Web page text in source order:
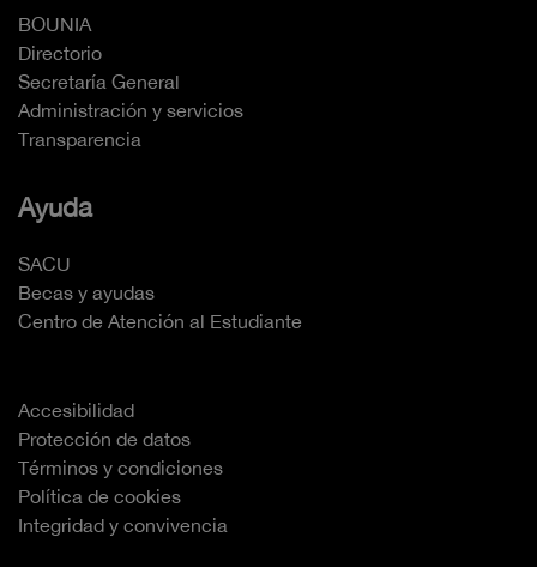
BOUNIA
Directorio
Secretaría General
Administración y servicios
Transparencia
Ayuda
SACU
Becas y ayudas
Centro de Atención al Estudiante
Accesibilidad
Protección de datos
Términos y condiciones
Política de cookies
Integridad y convivencia